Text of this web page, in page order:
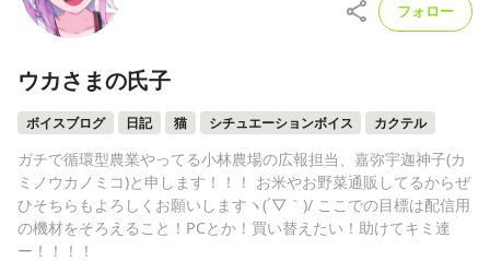
ウカさまの氏子
ボイスブログ 日記 猫 シチュエーションボイス カクテル
ガチで循環型農業やってる小林農場の広報担当、嘉弥宇迦神子(カ
ミノウカノミコ)と申します！！！ お米やお野菜通販してるからぜ
ひそちらもよろしくお願いしますヽ(´▽｀)/ ここでの目標は配信用
の機材をそろえること！PCとか！買い替えたい！助けてキミ達
ー！！！！
フォロー